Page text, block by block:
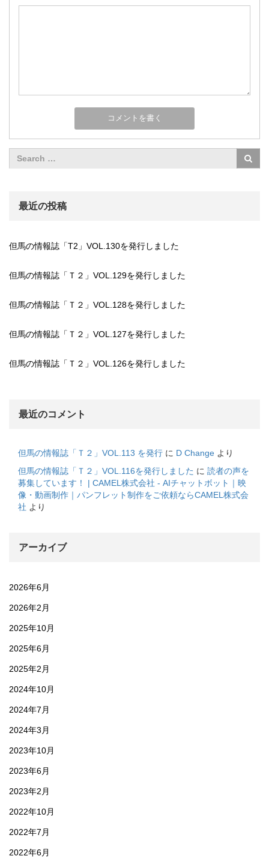
最近の投稿
但馬の情報誌「T2」VOL.130を発行しました
但馬の情報誌「Ｔ２」VOL.129を発行しました
但馬の情報誌「Ｔ２」VOL.128を発行しました
但馬の情報誌「Ｔ２」VOL.127を発行しました
但馬の情報誌「Ｔ２」VOL.126を発行しました
最近のコメント
但馬の情報誌「Ｔ２」VOL.113 を発行 に D Change より
但馬の情報誌「Ｔ２」VOL.116を発行しました に 読者の声を
募集しています！ | CAMEL株式会社 - AIチャットボット｜映
像・動画制作｜パンフレット制作をご依頼ならCAMEL株式会
社 より
アーカイブ
2026年6月
2026年2月
2025年10月
2025年6月
2025年2月
2024年10月
2024年7月
2024年3月
2023年10月
2023年6月
2023年2月
2022年10月
2022年7月
2022年6月